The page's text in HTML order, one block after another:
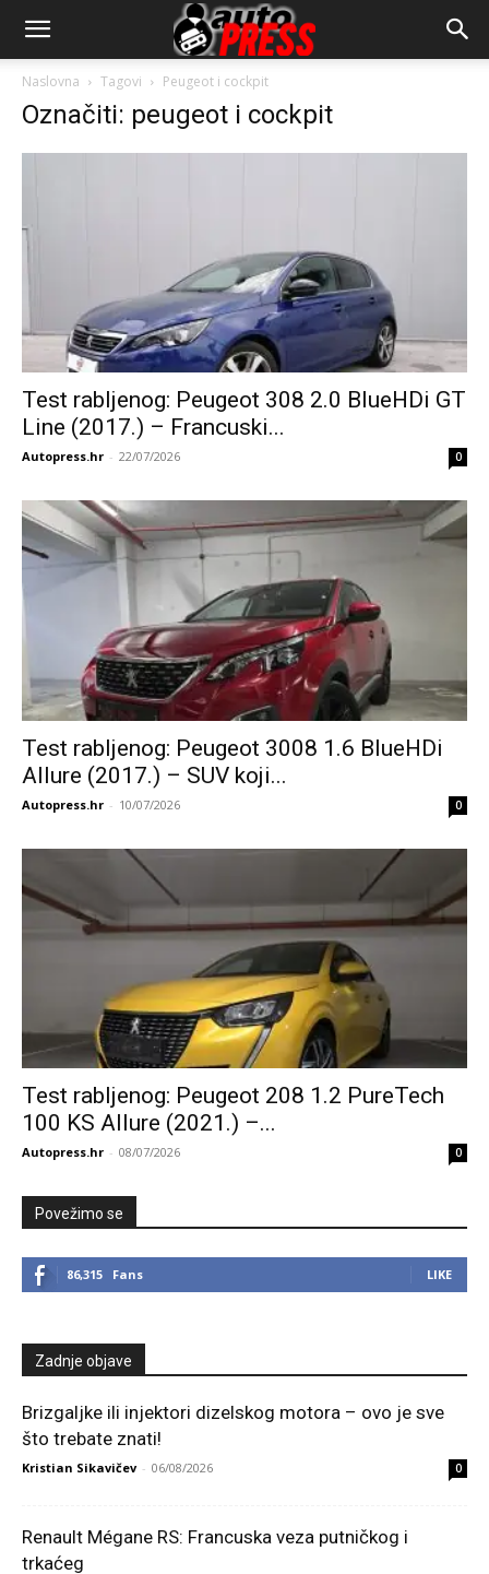
AutopressHR
Naslovna Tagovi Peugeot i cockpit
Označiti: peugeot i cockpit
Test rabljenog: Peugeot 308 2.0 BlueHDi GT
Line (2017.) – Francuski...
Autopress.hr - 22/07/2026 0
Test rabljenog: Peugeot 3008 1.6 BlueHDi
Allure (2017.) – SUV koji...
Autopress.hr - 10/07/2026 0
Test rabljenog: Peugeot 208 1.2 PureTech
100 KS Allure (2021.) –...
Autopress.hr - 08/07/2026 0
Povežimo se
86,315 Fans LIKE
Zadnje objave
Brizgaljke ili injektori dizelskog motora – ovo je sve
što trebate znati!
Kristian Sikavičev - 06/08/2026 0
Renault Mégane RS: Francuska veza putničkog i
trkaćeg